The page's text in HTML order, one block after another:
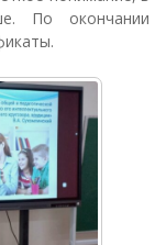
По окончании